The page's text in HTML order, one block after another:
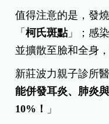
值得注意的是，發
「柯氏斑點」；感
並擴散至臉和全身
新莊波力親子診所
能併發耳炎、肺炎
10%！
」